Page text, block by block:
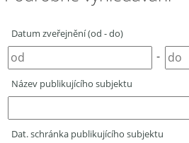
Datum zveřejnění (od - do)
-
Název publikujícího subjektu
Dat. schránka publikujícího subjektu